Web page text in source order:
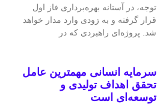
توجه، در آستانه بهره‌برداری فاز اول
قرار گرفته و به‌ زودی وارد مدار خواهد
شد. پروژه‌ای راهبردی که در
سرمایه انسانی مهمترین عامل
تحقق اهداف تولیدی و
توسعه‌ای است